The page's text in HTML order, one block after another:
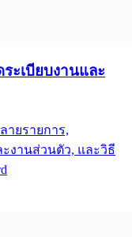
ระเบียบงานและ
ายรายการ,
งานส่วนตัว, และวิธี